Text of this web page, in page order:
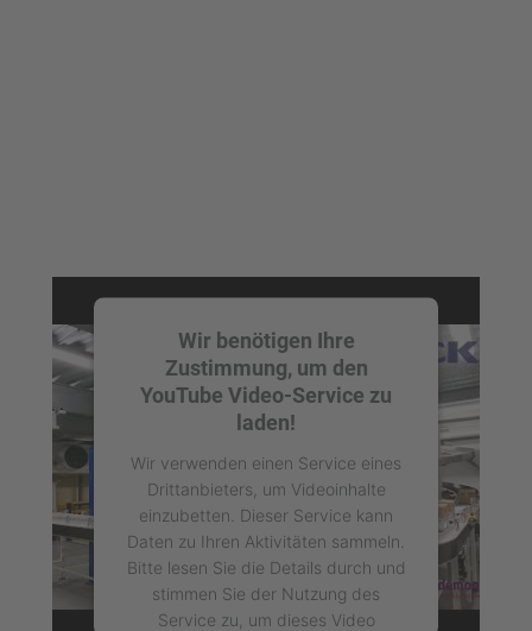
Wir benötigen Ihre
Zustimmung, um den
YouTube Video-Service zu
laden!
Wir verwenden einen Service eines
Drittanbieters, um Videoinhalte
einzubetten. Dieser Service kann
Daten zu Ihren Aktivitäten sammeln.
Bitte lesen Sie die Details durch und
stimmen Sie der Nutzung des
Service zu, um dieses Video